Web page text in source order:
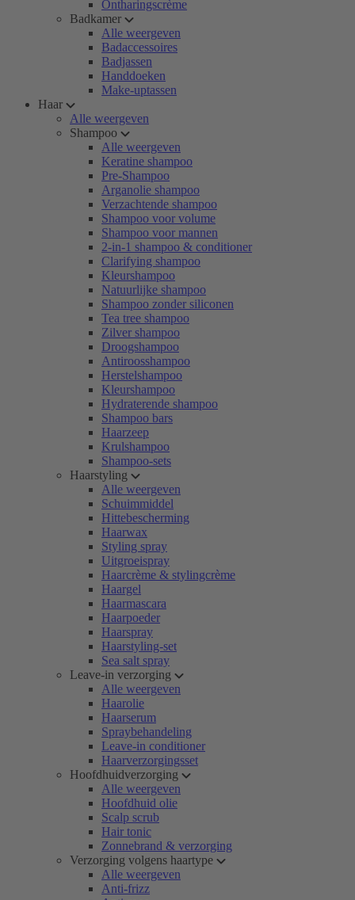
Ontharingscrème
Badkamer
Alle weergeven
Badaccessoires
Badjassen
Handdoeken
Make-uptassen
Haar
Alle weergeven
Shampoo
Alle weergeven
Keratine shampoo
Pre-Shampoo
Arganolie shampoo
Verzachtende shampoo
Shampoo voor volume
Shampoo voor mannen
2-in-1 shampoo & conditioner
Clarifying shampoo
Kleurshampoo
Natuurlijke shampoo
Shampoo zonder siliconen
Tea tree shampoo
Zilver shampoo
Droogshampoo
Antiroosshampoo
Herstelshampoo
Kleurshampoo
Hydraterende shampoo
Shampoo bars
Haarzeep
Krulshampoo
Shampoo-sets
Haarstyling
Alle weergeven
Schuimmiddel
Hittebescherming
Haarwax
Styling spray
Uitgroeispray
Haarcrème & stylingcrème
Haargel
Haarmascara
Haarpoeder
Haarspray
Haarstyling-set
Sea salt spray
Leave-in verzorging
Alle weergeven
Haarolie
Haarserum
Spraybehandeling
Leave-in conditioner
Haarverzorgingsset
Hoofdhuidverzorging
Alle weergeven
Hoofdhuid olie
Scalp scrub
Hair tonic
Zonnebrand & verzorging
Verzorging volgens haartype
Alle weergeven
Anti-frizz